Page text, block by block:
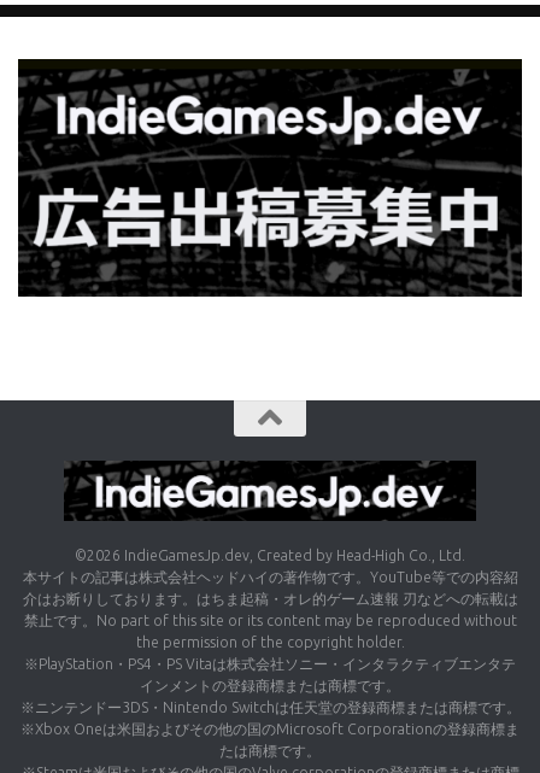
©2026 IndieGamesJp.dev, Created by Head-High Co., Ltd.
本サイトの記事は株式会社ヘッドハイの著作物です。YouTube等での内容紹
介はお断りしております。はちま起稿・オレ的ゲーム速報 刃などへの転載は
禁止です。No part of this site or its content may be reproduced without
the permission of the copyright holder.
※PlayStation・PS4・PS Vitaは株式会社ソニー・インタラクティブエンタテ
インメントの登録商標または商標です。
※ニンテンドー3DS・Nintendo Switchは任天堂の登録商標または商標です。
※Xbox Oneは米国およびその他の国のMicrosoft Corporationの登録商標ま
たは商標です。